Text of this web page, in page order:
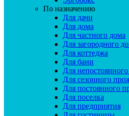
По назначению
Для дачи
Для дома
Для частного дома
Для загородного
Для коттеджа
Для бани
Для
Для сезонного
Для постоянного
Для поселка
Для предприятия